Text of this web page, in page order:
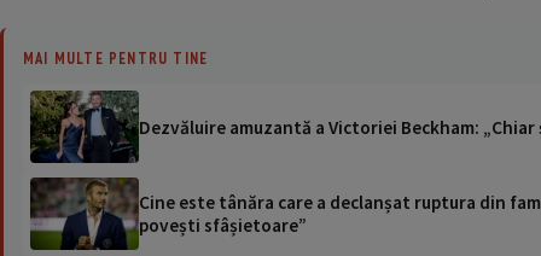
MAI MULTE PENTRU TINE
Dezvăluire amuzantă a Victoriei Beckham:
Cine este tânăra care a declanșat ruptura din
povești sfâșietoare”